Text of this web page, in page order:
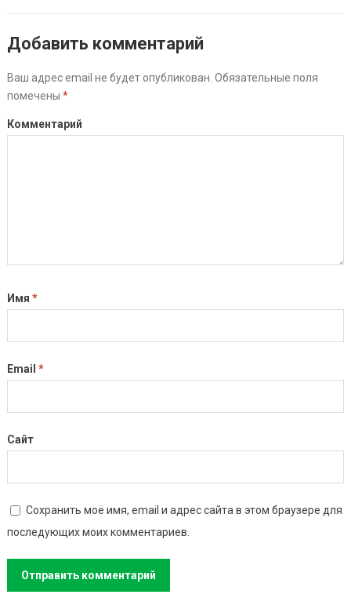
Добавить комментарий
Ваш адрес email не будет опубликован. Обязательные поля
помечены *
Комментарий
Имя *
Email *
Сайт
Сохранить моё имя, email и адрес сайта в этом браузере для
последующих моих комментариев.